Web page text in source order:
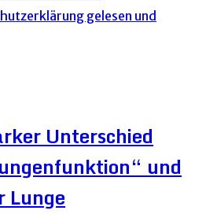
gelesen und
Unterschied
und
Lunge